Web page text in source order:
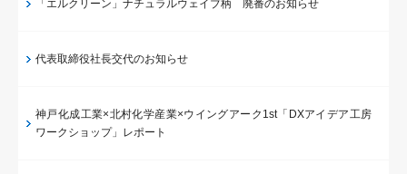
「エルクリーン」ナチュラルウェイブ柄 廃番のお知らせ
代表取締役社長交代のお知らせ
神戸化成工業×北村化学産業×ウイングアーク1st「DXアイデア工房
ワークショップ」レポート